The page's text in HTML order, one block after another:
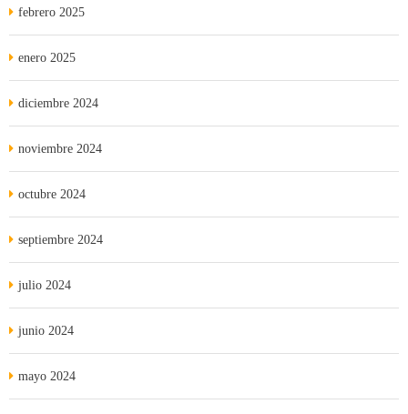
febrero 2025
enero 2025
diciembre 2024
noviembre 2024
octubre 2024
septiembre 2024
julio 2024
junio 2024
mayo 2024